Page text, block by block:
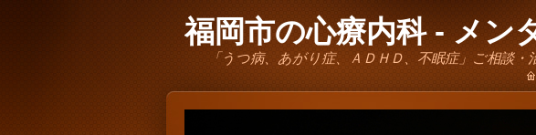
福岡市の心療内科 - メン
「うつ病、あがり症、ＡＤＨＤ、不眠症」ご相談・